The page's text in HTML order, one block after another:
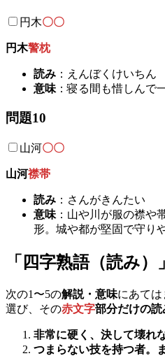
円木〇〇
円木警枕
読み ：えんぼくけいちん
意味 ：寝る間も惜しんで
問題10
山河〇〇
山河襟帯
読み ：さんがきんたい
意味 ：山や川が服の襟や
形。城や都が堅固で守り
「四字熟語（読み）
次の1〜5の解説・意味にあて
選び、その赤文字部分だけの読
非常に硬く、決して壊れ
つまらない技を持つ者。